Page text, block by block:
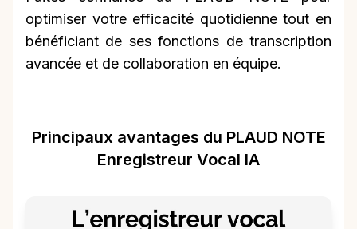
optimiser votre efficacité quotidienne tout en
bénéficiant de ses fonctions de transcription
avancée et de collaboration en équipe.
Principaux avantages du PLAUD NOTE
Enregistreur Vocal IA